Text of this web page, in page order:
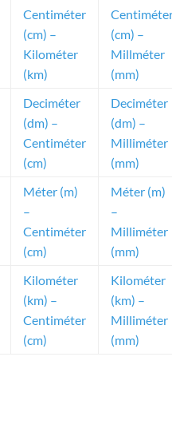
Centiméter
(cm) –
Kilométer
(km)
(cm) –
Millméter
(mm)
Deciméter
(dm) –
Centiméter
(cm)
Deciméter
(dm) –
Milliméter
(mm)
Méter (m)
–
Centiméter
(cm)
Méter (m)
–
Milliméter
(mm)
Kilométer
(km) –
Centiméter
(cm)
Kilométer
(km) –
Milliméter
(mm)